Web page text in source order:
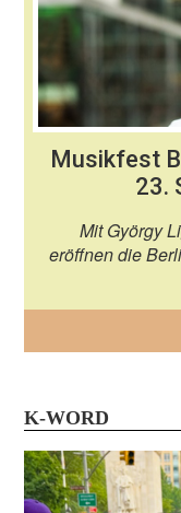
Musikfest
23.
Mit György
eröffnen die
K-WORD